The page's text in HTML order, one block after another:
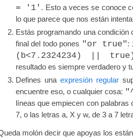
= '1' . Esto a veces se conoce
lo que parece que nos están
Estás programando una
final del todo pones "or true":
(b<7.2324234) ||
resultado es siempre verdadero y
Defines una expresión regular
encuentre eso, o cualquier cosa:
líneas que empiecen con palabras
7, o las letras a, X y w, de 3 a 7
molón decir que apoyas los